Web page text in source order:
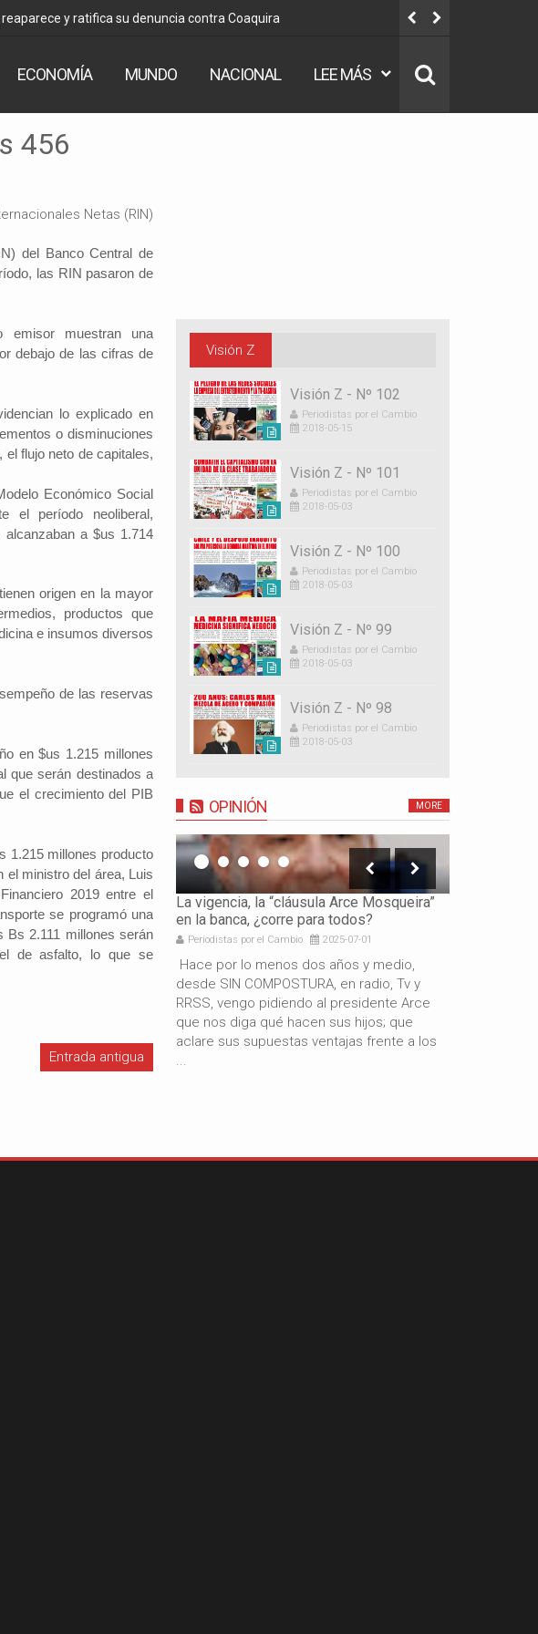
y ratifica su denuncia contra Coaquira
ECONOMÍA MUNDO NACIONAL LEE MÁS
456
del Banco Central de
las RIN pasaron de
emisor muestran una
debajo de las cifras de
lo explicado en
o disminuciones
flujo neto de capitales,
Económico Social
el período neoliberal,
a $us 1.714
origen en la mayor
productos que
e insumos diversos
de las reservas
en $us 1.215 millones
que serán destinados a
el crecimiento del PIB
1.215 millones producto
el ministro del área, Luis
2019 entre el
se programó una
Bs 2.111 millones serán
de asfalto, lo que se
Entrada antigua
Visión Z
Visión Z - Nº 102
Periodistas por el Cambio
2018-05-15
Visión Z - Nº 101
Periodistas por el Cambio
2018-05-03
Visión Z - Nº 100
Periodistas por el Cambio
2018-05-03
Visión Z - Nº 99
Periodistas por el Cambio
2018-05-03
Visión Z - Nº 98
Periodistas por el Cambio
2018-05-03
OPINIÓN MORE
medios de comunicación
de la
2022-07-20
una sociedad que es
Sociológicas (IDI...
La vigencia, la “cláusula Arce Mosqueira”
en la banca, ¿corre para todos?
Periodistas por el Cambio 2025-07-01
Hace por lo menos dos años y medio,
desde SIN COMPOSTURA, en radio, Tv y
RRSS, vengo pidiendo al presidente Arce
que nos diga qué hacen sus hijos; que
aclare sus supuestas ventajas frente a los
...